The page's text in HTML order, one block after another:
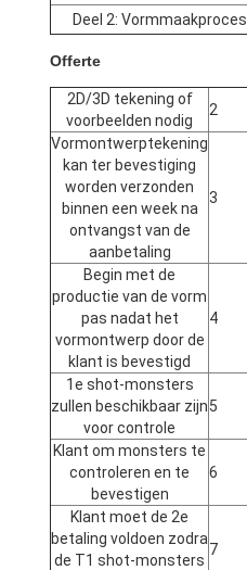
Deel 2: Vormmaakproces
Offerte
2D/3D tekening of
voorbeelden nodig
2
Vormontwerptekening
kan ter bevestiging
worden verzonden
binnen een week na
ontvangst van de
aanbetaling
3
Begin met de
productie van de vorm
pas nadat het
vormontwerp door de
klant is bevestigd
4
1e shot-monsters
zullen beschikbaar zijn
voor controle
5
Klant om monsters te
controleren en te
bevestigen
6
Klant moet de 2e
betaling voldoen zodra
de T1 shot-monsters
7